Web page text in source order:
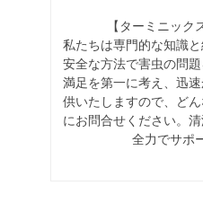
【ターミニック
私たちは専門的な知識
安全な方法で害虫の問
満足を第一に考え、迅
供いたしますので、ど
にお問合せください。
全力でサポ